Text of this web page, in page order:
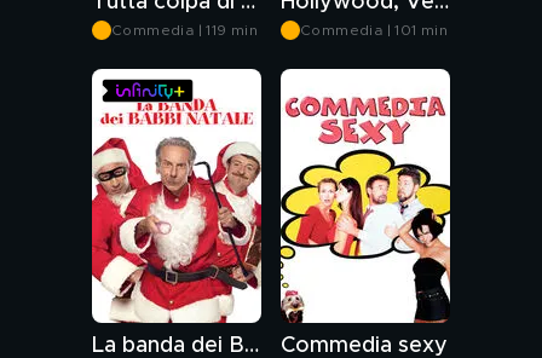
Commedia | 119 min Commedia | 101 min
La banda dei Babbi Natale Commedia sexy